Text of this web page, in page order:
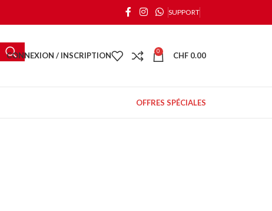
SUPPORT
CONNEXION / INSCRIPTION 0 CHF 0.00
OFFRES SPÉCIALES